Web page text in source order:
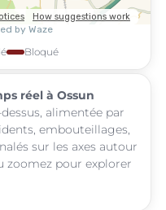
Bloqué
réel à Ossun
alimentée par
embouteillages,
sur les axes autour
zoomez pour explorer